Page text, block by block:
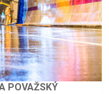
POVAŽSKÝ